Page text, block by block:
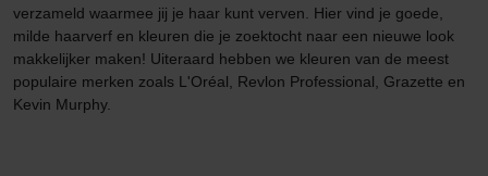
verzameld waarmee jij je haar kunt verven. Hier vind je goede,
milde haarverf en kleuren die je zoektocht naar een nieuwe look
makkelijker maken! Uiteraard hebben we kleuren van de meest
populaire merken zoals L'Oréal, Revlon Professional, Grazette en
Kevin Murphy.